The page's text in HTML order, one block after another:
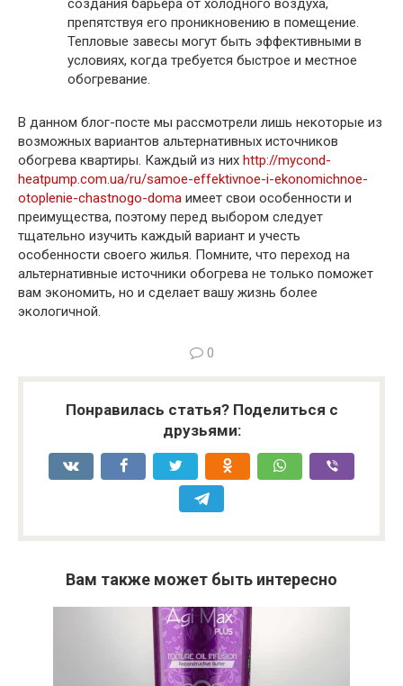
создания барьера от холодного воздуха,
препятствуя его проникновению в помещение.
Тепловые завесы могут быть эффективными в
условиях, когда требуется быстрое и местное
обогревание.
В данном блог-посте мы рассмотрели лишь некоторые из
возможных вариантов альтернативных источников
обогрева квартиры. Каждый из них http://mycond-
heatpump.com.ua/ru/samoe-effektivnoe-i-ekonomichnoe-
otoplenie-chastnogo-doma имеет свои особенности и
преимущества, поэтому перед выбором следует
тщательно изучить каждый вариант и учесть
особенности своего жилья. Помните, что переход на
альтернативные источники обогрева не только поможет
вам экономить, но и сделает вашу жизнь более
экологичной.
0
Понравилась статья? Поделиться с
друзьями:
Вам также может быть интересно